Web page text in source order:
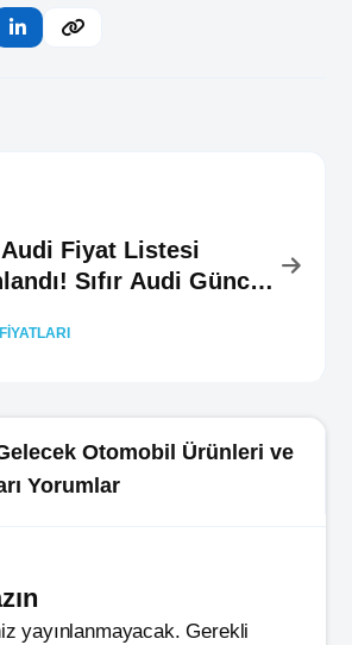
Audi Fiyat Listesi
Sıfır Audi Güncel
Otomobil Ürünleri ve
Yorumlar
yayınlanmayacak. Gerekli